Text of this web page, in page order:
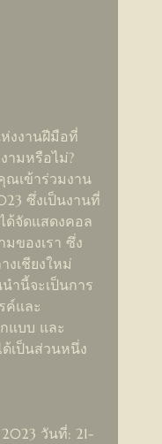
งงานฝีมือที่
ามหรือไม่?
ณเข้าร่วมงาน
ซึ่งเป็นงานที่
ด้จัดแสดงคอล
มของเรา ซึ่ง
งเชียงใหม่
ำนี้จะเป็นการ
ค์และ
แบบ และ
เป็นส่วนหนึ่ง
2023 วันที่: 21-